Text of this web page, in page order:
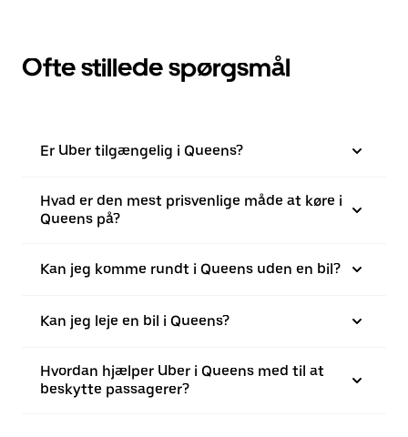
Ofte stillede spørgsmål
Er Uber tilgængelig i Queens?
Hvad er den mest prisvenlige måde at køre i
Queens på?
Kan jeg komme rundt i Queens uden en bil?
Kan jeg leje en bil i Queens?
Hvordan hjælper Uber i Queens med til at
beskytte passagerer?